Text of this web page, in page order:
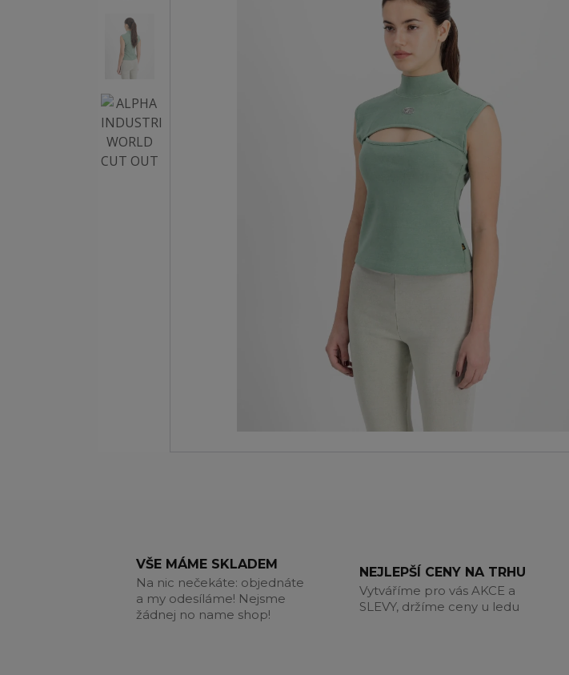
VŠE MÁME SKLADEM
Na nic nečekáte: objednáte
a my odesíláme! Nejsme
žádnej no name shop!
NEJLEPŠÍ CENY NA TRHU
Vytváříme pro vás AKCE a
SLEVY, držíme ceny u ledu